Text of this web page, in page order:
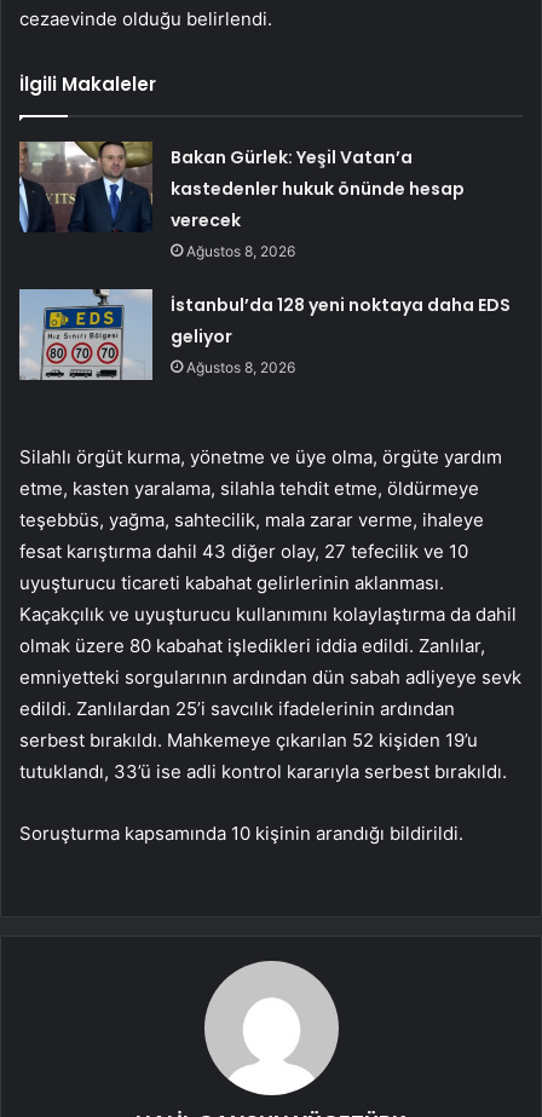
cezaevinde olduğu belirlendi.
İlgili Makaleler
Bakan Gürlek: Yeşil Vatan’a
kastedenler hukuk önünde hesap
verecek
Ağustos 8, 2026
İstanbul’da 128 yeni noktaya daha EDS
geliyor
Ağustos 8, 2026
Silahlı örgüt kurma, yönetme ve üye olma, örgüte yardım
etme, kasten yaralama, silahla tehdit etme, öldürmeye
teşebbüs, yağma, sahtecilik, mala zarar verme, ihaleye
fesat karıştırma dahil 43 diğer olay, 27 tefecilik ve 10
uyuşturucu ticareti kabahat gelirlerinin aklanması.
Kaçakçılık ve uyuşturucu kullanımını kolaylaştırma da dahil
olmak üzere 80 kabahat işledikleri iddia edildi. Zanlılar,
emniyetteki sorgularının ardından dün sabah adliyeye sevk
edildi. Zanlılardan 25’i savcılık ifadelerinin ardından
serbest bırakıldı. Mahkemeye çıkarılan 52 kişiden 19’u
tutuklandı, 33’ü ise adli kontrol kararıyla serbest bırakıldı.
Soruşturma kapsamında 10 kişinin arandığı bildirildi.